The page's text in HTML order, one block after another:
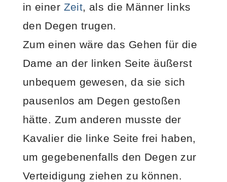
in einer Zeit, als die Männer links
den Degen trugen.
Zum einen wäre das Gehen für die
Dame an der linken Seite äußerst
unbequem gewesen, da sie sich
pausenlos am Degen gestoßen
hätte. Zum anderen musste der
Kavalier die linke Seite frei haben,
um gegebenenfalls den Degen zur
Verteidigung ziehen zu können.